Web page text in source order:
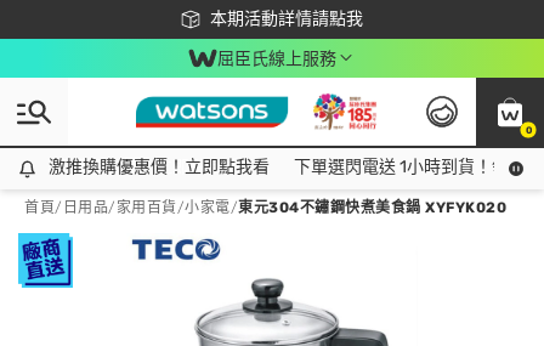
本期活動詳情請點我
下載app最高回饋$350
屈臣氏線上服務
0
激推換購優惠價！立即點我看
激推換購優惠價！立即點我看 下單選閃電送 1小時到貨！領神
首頁/ 日用品/ 家用百貨/小家電/東元304不鏽鋼快煮美食鍋 XYFYK020